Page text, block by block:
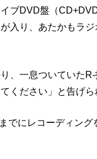
ブDVD盤（
入り、あたかもラ
、一息ついていた
ください」と告げら
でにレコーディン